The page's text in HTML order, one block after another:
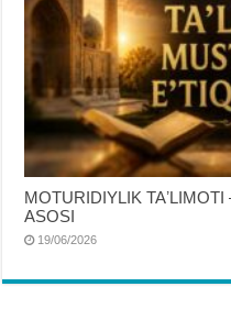
MOTURIDIYLIK
ASOSI
19/06/2026